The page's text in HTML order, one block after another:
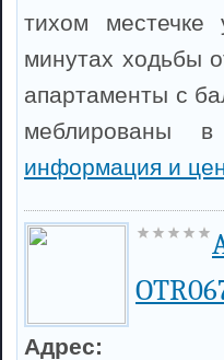
тихом
минутах ходьбы
апартаменты с
меблированы
информация и
Адрес: